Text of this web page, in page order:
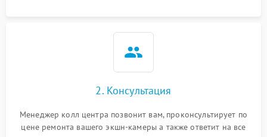
2. Консультация
Менеджер колл центра позвонит вам, проконсультирует по
цене ремонта вашего экшн-камеры а также ответит на все